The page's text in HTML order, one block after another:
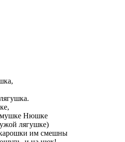
мушке Нюшке
лягушке)
им смешны